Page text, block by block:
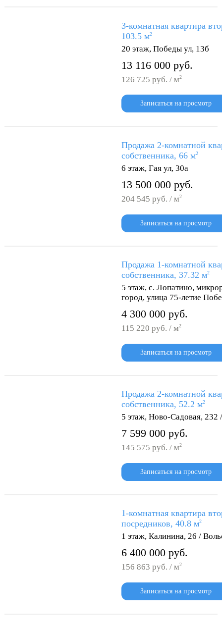
3-комнатная квартира
103.5 м2
20 этаж, Победы ул, 13б
13 116 000 руб.
126 725 руб. / м2
Записаться на просмотр
Продажа 2-комнатной
собственника, 66 м2
6 этаж, Гая ул, 30а
13 500 000 руб.
204 545 руб. / м2
Записаться на просмотр
Продажа 1-комнатной
собственника, 37.32 м2
5 этаж, с. Лопатино,
город, улица 75-летие
4 300 000 руб.
115 220 руб. / м2
Записаться на просмотр
Продажа 2-комнатной
собственника, 52.2 м2
5 этаж, Ново-Садовая, 232
7 599 000 руб.
145 575 руб. / м2
Записаться на просмотр
1-комнатная квартира
посредников, 40.8 м2
1 этаж, Калинина, 26 /
6 400 000 руб.
156 863 руб. / м2
Записаться на просмотр